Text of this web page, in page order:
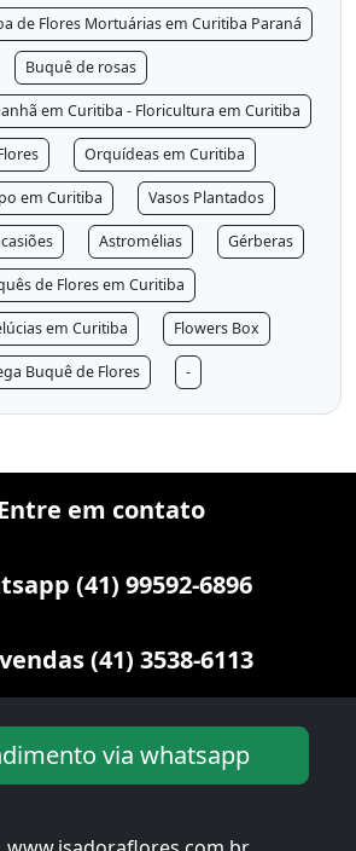
de Flores Mortuárias em Curitiba Paraná
Buquê de rosas
em Curitiba - Floricultura em Curitiba
Orquídeas em Curitiba
em Curitiba Vasos Plantados
Astromélias Gérberas
de Flores em Curitiba
em Curitiba Flowers Box
Buquê de Flores -
em contato
(41) 99592-6896
(41) 3538-6113
via whatsapp